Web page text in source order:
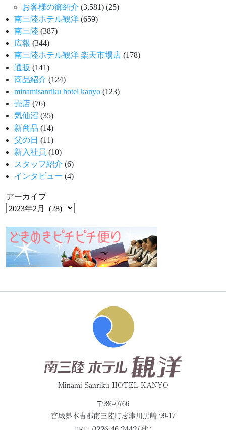
お客様の御紹介 (3,581) (25)
南三陸ホテル観洋 (659)
南三陸 (387)
広報 (344)
南三陸ホテル観洋 楽天市場店 (178)
通販 (141)
商品紹介 (124)
minamisanriku hotel kanyo (123)
売店 (76)
気仙沼 (35)
新商品 (14)
父の日 (11)
新入社員 (10)
スタッフ紹介 (6)
インタビュー (4)
アーカイブ
Minami Sanriku HOTEL KANYO
〒986-0766
宮城県本吉郡南三陸町志津川黒崎 99-17